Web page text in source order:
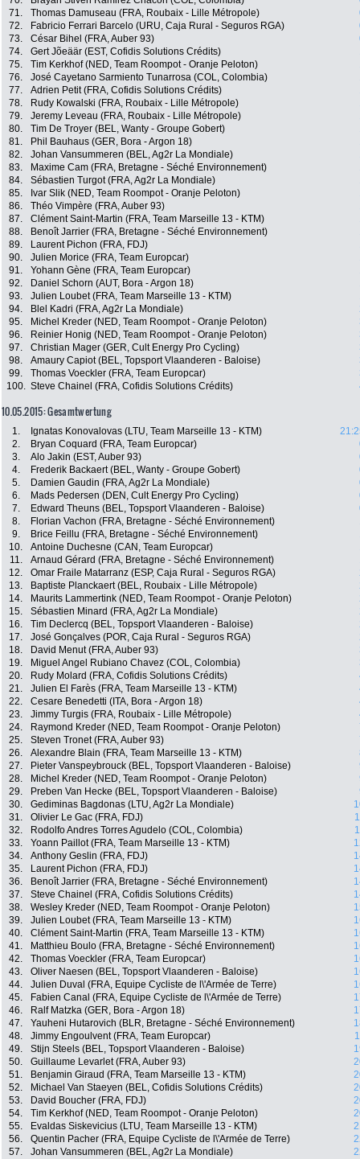
71.
Thomas Damuseau (FRA, Roubaix - Lille Métropole)
72.
Fabricio Ferrari Barcelo (URU, Caja Rural - Seguros RGA)
73.
César Bihel (FRA, Auber 93)
74.
Gert Jõeäär (EST, Cofidis Solutions Crédits)
75.
Tim Kerkhof (NED, Team Roompot - Oranje Peloton)
76.
José Cayetano Sarmiento Tunarrosa (COL, Colombia)
77.
Adrien Petit (FRA, Cofidis Solutions Crédits)
78.
Rudy Kowalski (FRA, Roubaix - Lille Métropole)
79.
Jeremy Leveau (FRA, Roubaix - Lille Métropole)
80.
Tim De Troyer (BEL, Wanty - Groupe Gobert)
81.
Phil Bauhaus (GER, Bora - Argon 18)
82.
Johan Vansummeren (BEL, Ag2r La Mondiale)
83.
Maxime Cam (FRA, Bretagne - Séché Environnement)
84.
Sébastien Turgot (FRA, Ag2r La Mondiale)
85.
Ivar Slik (NED, Team Roompot - Oranje Peloton)
86.
Théo Vimpère (FRA, Auber 93)
87.
Clément Saint-Martin (FRA, Team Marseille 13 - KTM)
88.
Benoît Jarrier (FRA, Bretagne - Séché Environnement)
89.
Laurent Pichon (FRA, FDJ)
90.
Julien Morice (FRA, Team Europcar)
91.
Yohann Gène (FRA, Team Europcar)
92.
Daniel Schorn (AUT, Bora - Argon 18)
93.
Julien Loubet (FRA, Team Marseille 13 - KTM)
94.
Blel Kadri (FRA, Ag2r La Mondiale)
95.
Michel Kreder (NED, Team Roompot - Oranje Peloton)
96.
Reinier Honig (NED, Team Roompot - Oranje Peloton)
97.
Christian Mager (GER, Cult Energy Pro Cycling)
98.
Amaury Capiot (BEL, Topsport Vlaanderen - Baloise)
99.
Thomas Voeckler (FRA, Team Europcar)
100. Steve Chainel (FRA, Cofidis Solutions Crédits)
10.05.2015: Gesamtwertung
1. Ignatas Konovalovas (LTU, Team Marseille 13 - KTM)
2.
Bryan Coquard (FRA, Team Europcar)
3.
Alo Jakin (EST, Auber 93)
4.
Frederik Backaert (BEL, Wanty - Groupe Gobert)
5.
Damien Gaudin (FRA, Ag2r La Mondiale)
6.
Mads Pedersen (DEN, Cult Energy Pro Cycling)
7.
Edward Theuns (BEL, Topsport Vlaanderen - Baloise)
8.
Florian Vachon (FRA, Bretagne - Séché Environnement)
9.
Brice Feillu (FRA, Bretagne - Séché Environnement)
10.
Antoine Duchesne (CAN, Team Europcar)
11.
Arnaud Gérard (FRA, Bretagne - Séché Environnement)
12.
Omar Fraile Matarranz (ESP, Caja Rural - Seguros RGA)
13.
Baptiste Planckaert (BEL, Roubaix - Lille Métropole)
14.
Maurits Lammertink (NED, Team Roompot - Oranje Peloton)
15.
Sébastien Minard (FRA, Ag2r La Mondiale)
16.
Tim Declercq (BEL, Topsport Vlaanderen - Baloise)
17.
José Gonçalves (POR, Caja Rural - Seguros RGA)
18.
David Menut (FRA, Auber 93)
19.
Miguel Angel Rubiano Chavez (COL, Colombia)
20.
Rudy Molard (FRA, Cofidis Solutions Crédits)
21.
Julien El Farès (FRA, Team Marseille 13 - KTM)
22.
Cesare Benedetti (ITA, Bora - Argon 18)
23.
Jimmy Turgis (FRA, Roubaix - Lille Métropole)
24.
Raymond Kreder (NED, Team Roompot - Oranje Peloton)
25.
Steven Tronet (FRA, Auber 93)
26.
Alexandre Blain (FRA, Team Marseille 13 - KTM)
27.
Pieter Vanspeybrouck (BEL, Topsport Vlaanderen - Baloise)
28.
Michel Kreder (NED, Team Roompot - Oranje Peloton)
29.
Preben Van Hecke (BEL, Topsport Vlaanderen - Baloise)
30.
Gediminas Bagdonas (LTU, Ag2r La Mondiale)
31.
Olivier Le Gac (FRA, FDJ)
32.
Rodolfo Andres Torres Agudelo (COL, Colombia)
33.
Yoann Paillot (FRA, Team Marseille 13 - KTM)
34.
Anthony Geslin (FRA, FDJ)
35.
Laurent Pichon (FRA, FDJ)
36.
Benoît Jarrier (FRA, Bretagne - Séché Environnement)
37.
Steve Chainel (FRA, Cofidis Solutions Crédits)
38.
Wesley Kreder (NED, Team Roompot - Oranje Peloton)
39.
Julien Loubet (FRA, Team Marseille 13 - KTM)
40.
Clément Saint-Martin (FRA, Team Marseille 13 - KTM)
41.
Matthieu Boulo (FRA, Bretagne - Séché Environnement)
42.
Thomas Voeckler (FRA, Team Europcar)
43.
Oliver Naesen (BEL, Topsport Vlaanderen - Baloise)
44.
Julien Duval (FRA, Equipe Cycliste de l\'Armée de Terre)
45.
Fabien Canal (FRA, Equipe Cycliste de l\'Armée de Terre)
46.
Ralf Matzka (GER, Bora - Argon 18)
47.
Yauheni Hutarovich (BLR, Bretagne - Séché Environnement)
48.
Jimmy Engoulvent (FRA, Team Europcar)
49.
Stijn Steels (BEL, Topsport Vlaanderen - Baloise)
50.
Guillaume Levarlet (FRA, Auber 93)
51.
Benjamin Giraud (FRA, Team Marseille 13 - KTM)
52.
Michael Van Staeyen (BEL, Cofidis Solutions Crédits)
53.
David Boucher (FRA, FDJ)
54.
Tim Kerkhof (NED, Team Roompot - Oranje Peloton)
55.
Evaldas Siskevicius (LTU, Team Marseille 13 - KTM)
56.
Quentin Pacher (FRA, Equipe Cycliste de l\'Armée de Terre)
57.
Johan Vansummeren (BEL, Ag2r La Mondiale)